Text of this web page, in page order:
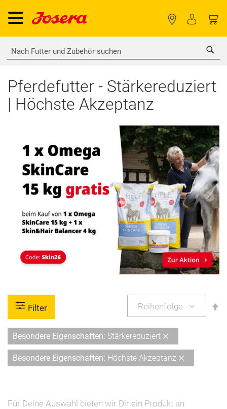
Pferdefutter - Stärkereduziert
| Höchste Akzeptanz
Besondere Eigenschaften Stärkereduziert
Artikel
entfernen
Besondere Eigenschaften Höchste Akzeptanz
Artikel
Für Deine Auswahl bieten wir Dir ein Produkt an.
Filter